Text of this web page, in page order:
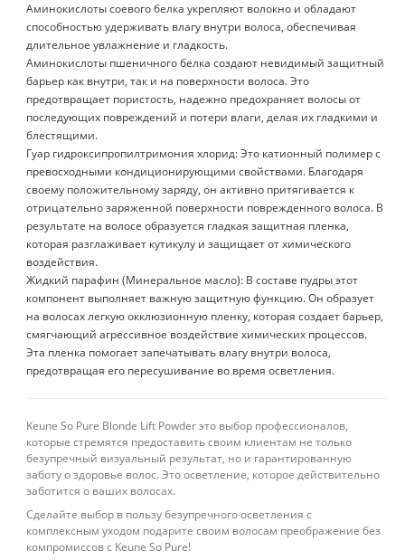
Аминокислоты соевого белка укрепляют волокно и обладают
способностью удерживать влагу внутри волоса, обеспечивая
длительное увлажнение и гладкость.
Аминокислоты пшеничного белка создают невидимый защитный
барьер как внутри, так и на поверхности волоса. Это
предотвращает пористость, надежно предохраняет волосы от
последующих повреждений и потери влаги, делая их гладкими и
блестящими.
Гуар гидроксипропилтримония хлорид: Это катионный полимер с
превосходными кондиционирующими свойствами. Благодаря
своему положительному заряду, он активно притягивается к
отрицательно заряженной поверхности поврежденного волоса. В
результате на волосе образуется гладкая защитная пленка,
которая разглаживает кутикулу и защищает от химического
воздействия.
Жидкий парафин (Минеральное масло): В составе пудры этот
компонент выполняет важную защитную функцию. Он образует
на волосах легкую окклюзионную пленку, которая создает барьер,
смягчающий агрессивное воздействие химических процессов.
Эта пленка помогает запечатывать влагу внутри волоса,
предотвращая его пересушивание во время осветления.
Keune So Pure Blonde Lift Powder это выбор профессионалов,
которые стремятся предоставить своим клиентам не только
безупречный визуальный результат, но и гарантированную
заботу о здоровье волос. Это осветление, которое действительно
заботится о ваших волосах.
Сделайте выбор в пользу безупречного осветления с
комплексным уходом подарите своим волосам преображение без
компромиссов с Keune So Pure!